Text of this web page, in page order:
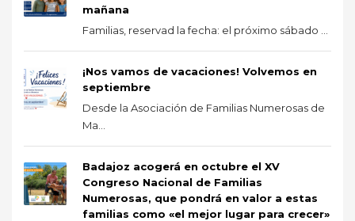
mañana
Familias, reservad la fecha: el próximo sábado ...
¡Nos vamos de vacaciones! Volvemos en
septiembre
Desde la Asociación de Familias Numerosas de
Ma...
Badajoz acogerá en octubre el XV
Congreso Nacional de Familias
Numerosas, que pondrá en valor a estas
familias como «el mejor lugar para crecer»